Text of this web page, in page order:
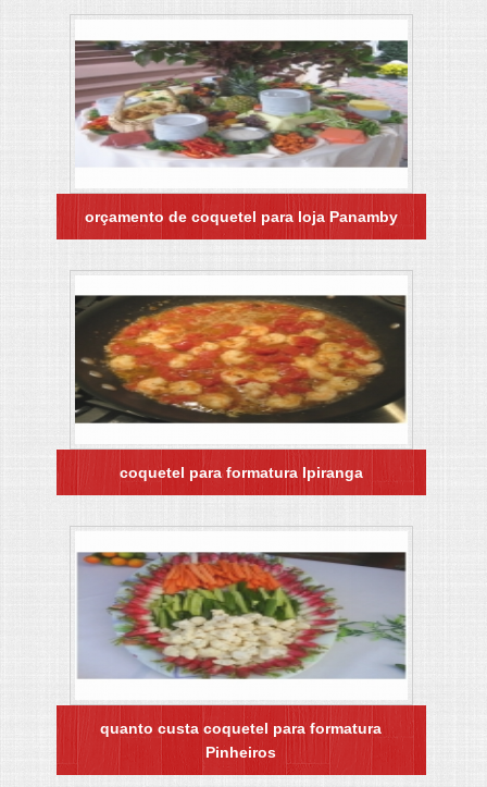
orçamento de coquetel para loja Panamby
coquetel para formatura Ipiranga
quanto custa coquetel para formatura
Pinheiros